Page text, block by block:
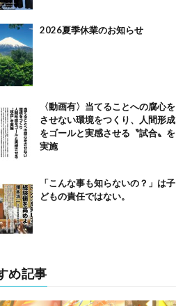
2026夏季休業のお知らせ
〈動画有〉当てることへの腐心を
させない環境をつくり、人間形成
をゴールと実感させる〝試合〟を
実施
「こんな事も知らないの？」は子
どもの責任ではない。
め記事